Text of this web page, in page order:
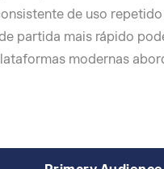
de uso
partida mais rápido
modernas